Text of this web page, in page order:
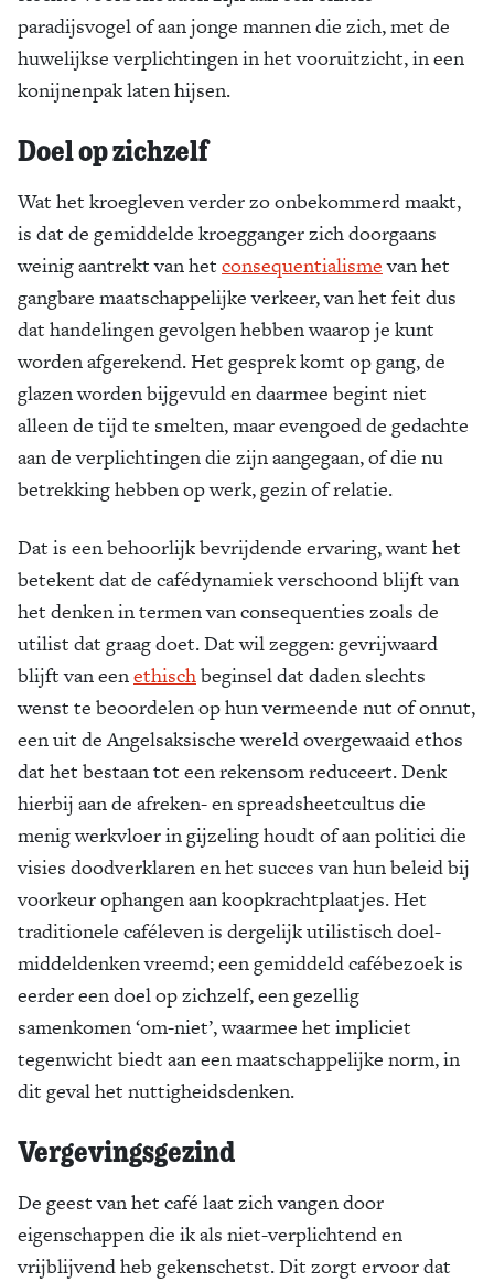
paradijsvogel of aan jonge mannen die zich, met de
huwelijkse verplichtingen in het vooruitzicht, in een
konijnenpak laten hijsen.
Doel op zichzelf
Wat het kroegleven verder zo onbekommerd maakt,
is dat de gemiddelde kroegganger zich doorgaans
weinig aantrekt van het consequentialismevan het
gangbare maatschappelijke verkeer, van het feit dus
dat handelingen gevolgen hebben waarop je kunt
worden afgerekend. Het gesprek komt op gang, de
glazen worden bijgevuld en daarmee begint niet
alleen de tijd te smelten, maar evengoed de gedachte
aan de verplichtingen die zijn aangegaan, of die nu
betrekking hebben op werk, gezin of relatie.
Dat is een behoorlijk bevrijdende ervaring, want het
betekent dat de cafédynamiek verschoond blijft van
het denken in termen van consequenties zoals de
utilist dat graag doet. Dat wil zeggen: gevrijwaard
blijft van eenethischbeginsel dat daden slechts
wenst te beoordelen op hun vermeende nut of onnut,
een uit de Angelsaksische wereld overgewaaid ethos
dat het bestaan tot een rekensom reduceert. Denk
hierbij aan de afreken- en spreadsheetcultus die
menig werkvloer in gijzeling houdt of aan politici die
visies doodverklaren en het succes van hun beleid bij
voorkeur ophangen aan koopkrachtplaatjes. Het
traditionele caféleven is dergelijk utilistisch doel-
middeldenken vreemd; een gemiddeld cafébezoek is
eerder een doel op zichzelf, een gezellig
samenkomen ‘om-niet’, waarmee het impliciet
tegenwicht biedt aan een maatschappelijke norm, in
dit geval het nuttigheidsdenken.
Vergevingsgezind
De geest van het café laat zich vangen door
eigenschappen die ik als niet-verplichtend en
vrijblijvend heb gekenschetst. Dit zorgt ervoor dat